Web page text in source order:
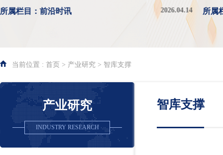
所属栏目：前沿时讯 2026.04.14 所属
当前位置 : 首页 > 产业研究 > 智库支撑
产业研究
INDUSTRY RESEARCH
智库支撑